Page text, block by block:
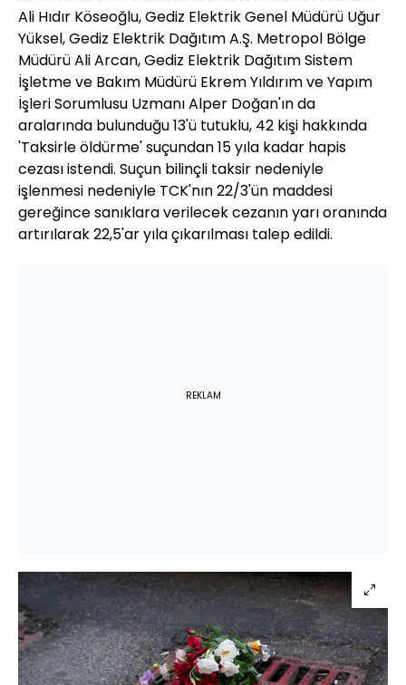
Ali Hıdır Köseoğlu, Gediz Elektrik Genel Müdürü Uğur
Yüksel, Gediz Elektrik Dağıtım A.Ş. Metropol Bölge
Müdürü Ali Arcan, Gediz Elektrik Dağıtım Sistem
İşletme ve Bakım Müdürü Ekrem Yıldırım ve Yapım
İşleri Sorumlusu Uzmanı Alper Doğan'ın da
aralarında bulunduğu 13'ü tutuklu, 42 kişi hakkında
'Taksirle öldürme' suçundan 15 yıla kadar hapis
cezası istendi. Suçun bilinçli taksir nedeniyle
işlenmesi nedeniyle TCK'nın 22/3'ün maddesi
gereğince sanıklara verilecek cezanın yarı oranında
artırılarak 22,5'ar yıla çıkarılması talep edildi.
REKLAM